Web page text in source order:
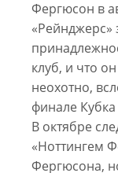
Фергюсон в
«Рейнджерс»
клуб, и что
неохотно,
финале
В октябре
«Ноттингем
Фергюсона,